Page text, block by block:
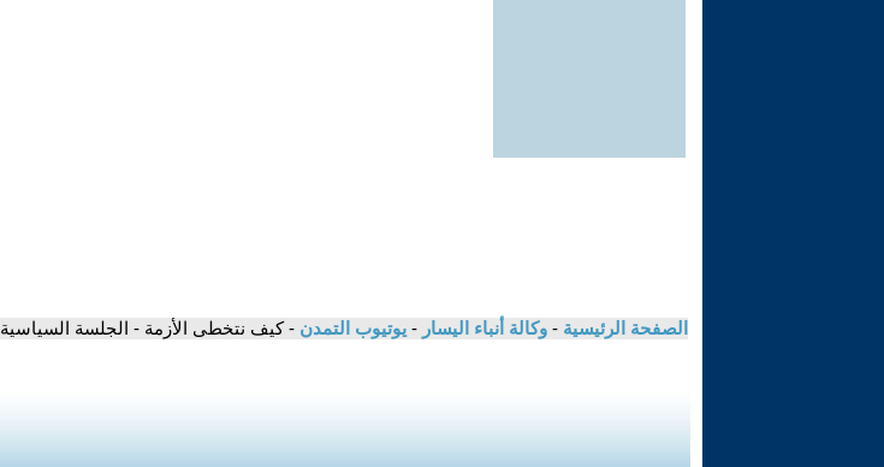
الصفحة الرئيسية - وكالة أنباء اليسار - يوتيوب التمدن - كيف نتخطى الأزمة - الجلسة السياسية 1 / ا. سعود قبيلات - د. مازن حنا - م. جورج حدادين - د. احمد فاخر.